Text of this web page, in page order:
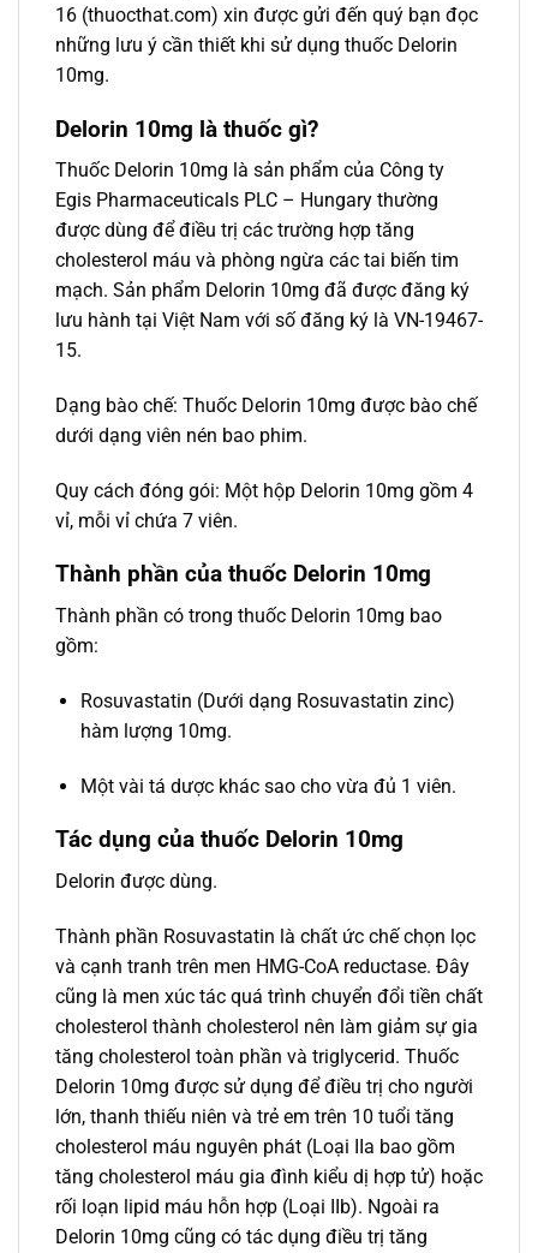
16 (thuocthat.com) xin được gửi đến quý bạn đọc
những lưu ý cần thiết khi sử dụng thuốc Delorin
10mg.
Delorin 10mg là thuốc gì?
Thuốc Delorin 10mg là sản phẩm của Công ty
Egis Pharmaceuticals PLC – Hungary thường
được dùng để điều trị các trường hợp tăng
cholesterol máu và phòng ngừa các tai biến tim
mạch. Sản phẩm Delorin 10mg đã được đăng ký
lưu hành tại Việt Nam với số đăng ký là VN-19467-
15.
Dạng bào chế: Thuốc Delorin 10mg được bào chế
dưới dạng viên nén bao phim.
Quy cách đóng gói: Một hộp Delorin 10mg gồm 4
vỉ, mỗi vỉ chứa 7 viên.
Thành phần của thuốc Delorin 10mg
Thành phần có trong thuốc Delorin 10mg bao
gồm:
Rosuvastatin (Dưới dạng Rosuvastatin zinc)
hàm lượng 10mg.
Một vài tá dược khác sao cho vừa đủ 1 viên.
Tác dụng của thuốc Delorin 10mg
Delorin được dùng.
Thành phần Rosuvastatin là chất ức chế chọn lọc
và cạnh tranh trên men HMG-CoA reductase. Đây
cũng là men xúc tác quá trình chuyển đổi tiền chất
cholesterol thành cholesterol nên làm giảm sự gia
tăng cholesterol toàn phần và triglycerid. Thuốc
Delorin 10mg được sử dụng để điều trị cho người
lớn, thanh thiếu niên và trẻ em trên 10 tuổi tăng
cholesterol máu nguyên phát (Loại IIa bao gồm
tăng cholesterol máu gia đình kiểu dị hợp tử) hoặc
rối loạn lipid máu hỗn hợp (Loại IIb). Ngoài ra
Delorin 10mg cũng có tác dụng điều trị tăng